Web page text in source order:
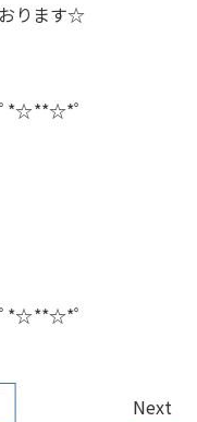
ります☆
ﾟ
ﾟ
Next